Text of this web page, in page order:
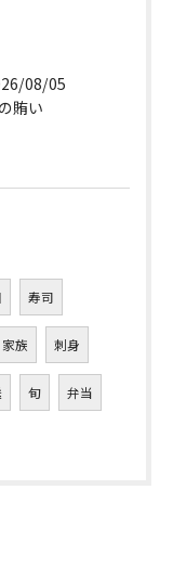
08/05
賄い
寿司
家族 刺身
旬 弁当